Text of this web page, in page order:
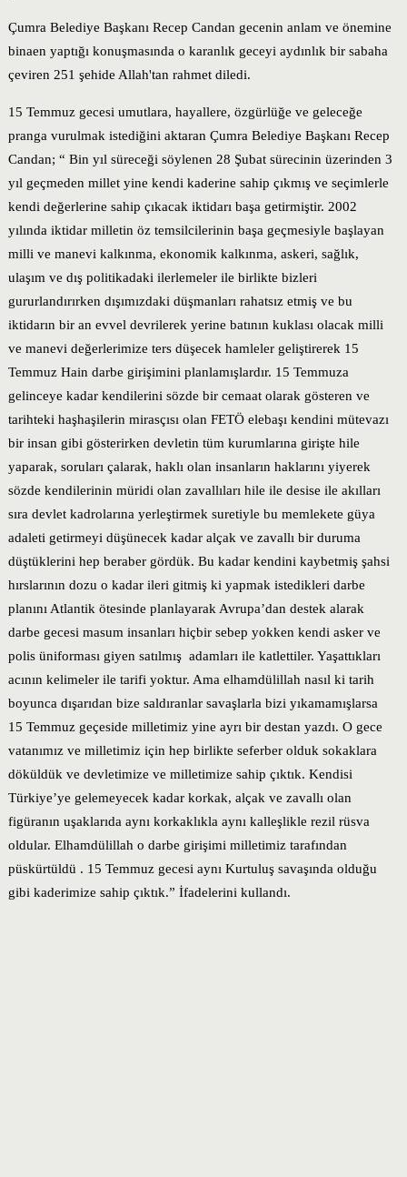
Çumra Belediye Başkanı Recep Candan gecenin anlam ve önemine
binaen yaptığı konuşmasında o karanlık geceyi aydınlık bir sabaha
çeviren 251 şehide Allah'tan rahmet diledi.
15 Temmuz gecesi umutlara, hayallere, özgürlüğe ve geleceğe
pranga vurulmak istediğini aktaran Çumra Belediye Başkanı Recep
Candan; “ Bin yıl süreceği söylenen 28 Şubat sürecinin üzerinden 3
yıl geçmeden millet yine kendi kaderine sahip çıkmış ve seçimlerle
kendi değerlerine sahip çıkacak iktidarı başa getirmiştir. 2002
yılında iktidar milletin öz temsilcilerinin başa geçmesiyle başlayan
milli ve manevi kalkınma, ekonomik kalkınma, askeri, sağlık,
ulaşım ve dış politikadaki ilerlemeler ile birlikte bizleri
gururlandırırken dışımızdaki düşmanları rahatsız etmiş ve bu
iktidarın bir an evvel devrilerek yerine batının kuklası olacak milli
ve manevi değerlerimize ters düşecek hamleler geliştirerek 15
Temmuz Hain darbe girişimini planlamışlardır. 15 Temmuza
gelinceye kadar kendilerini sözde bir cemaat olarak gösteren ve
tarihteki haşhaşilerin mirasçısı olan FETÖ elebaşı kendini mütevazı
bir insan gibi gösterirken devletin tüm kurumlarına girişte hile
yaparak, soruları çalarak, haklı olan insanların haklarını yiyerek
sözde kendilerinin müridi olan zavallıları hile ile desise ile akılları
sıra devlet kadrolarına yerleştirmek suretiyle bu memlekete güya
adaleti getirmeyi düşünecek kadar alçak ve zavallı bir duruma
düştüklerini hep beraber gördük. Bu kadar kendini kaybetmiş şahsi
hırslarının dozu o kadar ileri gitmiş ki yapmak istedikleri darbe
planını Atlantik ötesinde planlayarak Avrupa’dan destek alarak
darbe gecesi masum insanları hiçbir sebep yokken kendi asker ve
polis üniforması giyen satılmış adamları ile katlettiler. Yaşattıkları
acının kelimeler ile tarifi yoktur. Ama elhamdülillah nasıl ki tarih
boyunca dışarıdan bize saldıranlar savaşlarla bizi yıkamamışlarsa
15 Temmuz geçeside milletimiz yine ayrı bir destan yazdı. O gece
vatanımız ve milletimiz için hep birlikte seferber olduk sokaklara
döküldük ve devletimize ve milletimize sahip çıktık. Kendisi
Türkiye’ye gelemeyecek kadar korkak, alçak ve zavallı olan
figüranın uşaklarıda aynı korkaklıkla aynı kalleşlikle rezil rüsva
oldular. Elhamdülillah o darbe girişimi milletimiz tarafından
püskürtüldü . 15 Temmuz gecesi aynı Kurtuluş savaşında olduğu
gibi kaderimize sahip çıktık.” İfadelerini kullandı.